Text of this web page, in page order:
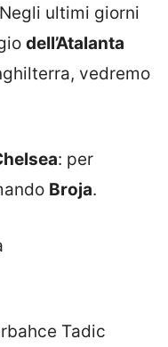
ultimi giorni
dell’Atalanta
vedremo
: per
Broja.
Tadic